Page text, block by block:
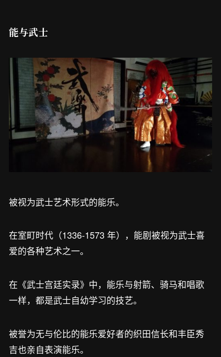
能与武士
被视为武士艺术形式的能乐。
在室町时代（1336-1573 年），能剧被视为武士喜
爱的各种艺术之一。
在《武士宫廷实录》中，能乐与射箭、骑马和唱歌
一样，都是武士自幼学习的技艺。
被誉为无与伦比的能乐爱好者的织田信长和丰臣秀
吉也亲自表演能乐。